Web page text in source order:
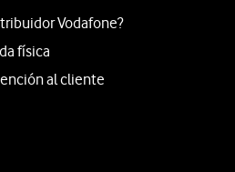
Vodafone?
física
al cliente